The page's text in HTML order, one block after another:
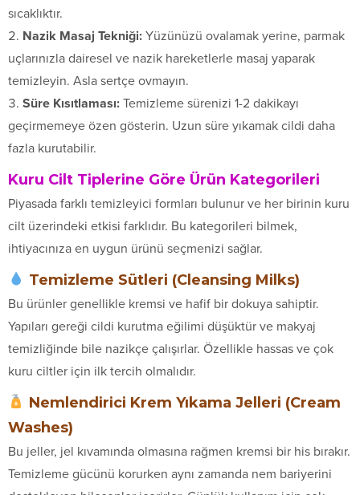
sıcaklıktır.
Nazik Masaj Tekniği: Yüzünüzü ovalamak yerine, parmak
uçlarınızla dairesel ve nazik hareketlerle masaj yaparak
temizleyin. Asla sertçe ovmayın.
Süre Kısıtlaması: Temizleme sürenizi 1-2 dakikayı
geçirmemeye özen gösterin. Uzun süre yıkamak cildi daha
fazla kurutabilir.
Kuru Cilt Tiplerine Göre Ürün Kategorileri
Piyasada farklı temizleyici formları bulunur ve her birinin kuru
cilt üzerindeki etkisi farklıdır. Bu kategorileri bilmek,
ihtiyacınıza en uygun ürünü seçmenizi sağlar.
Temizleme Sütleri (Cleansing Milks)
Bu ürünler genellikle kremsi ve hafif bir dokuya sahiptir.
Yapıları gereği cildi kurutma eğilimi düşüktür ve makyaj
temizliğinde bile nazikçe çalışırlar. Özellikle hassas ve çok
kuru ciltler için ilk tercih olmalıdır.
Nemlendirici Krem Yıkama Jelleri (Cream
Washes)
Bu jeller, jel kıvamında olmasına rağmen kremsi bir his bırakır.
Temizleme gücünü korurken aynı zamanda nem bariyerini